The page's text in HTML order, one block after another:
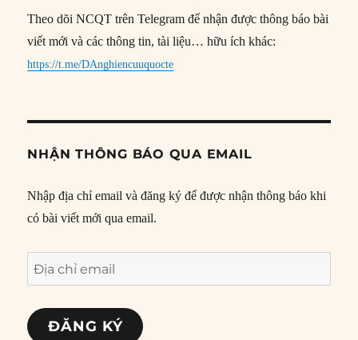
Theo dõi NCQT trên Telegram để nhận được thông báo bài
viết mới và các thông tin, tài liệu… hữu ích khác:
https://t.me/DAnghiencuuquocte
NHẬN THÔNG BÁO QUA EMAIL
Nhập địa chỉ email và đăng ký để được nhận thông báo khi
có bài viết mới qua email.
Địa
chỉ
email
ĐĂNG KÝ